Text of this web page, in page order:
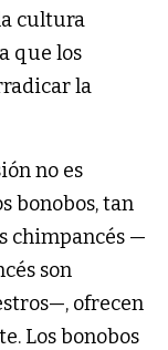
cultura
que los
la
no es
bonobos, tan
chimpancés —
son
ofrecen
Los bonobos